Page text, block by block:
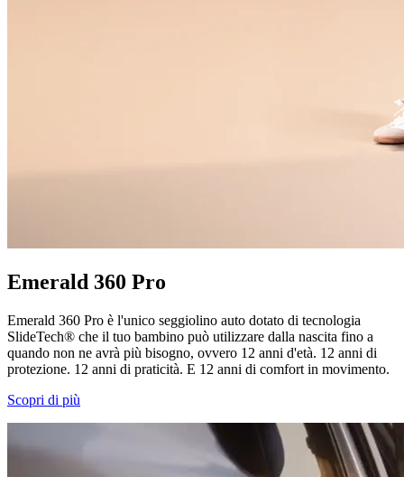
Emerald 360 Pro
Emerald 360 Pro è l'unico seggiolino auto dotato di tecnologia
SlideTech® che il tuo bambino può utilizzare dalla nascita fino a
quando non ne avrà più bisogno, ovvero 12 anni d'età. 12 anni di
protezione. 12 anni di praticità. E 12 anni di comfort in movimento.
Scopri di più